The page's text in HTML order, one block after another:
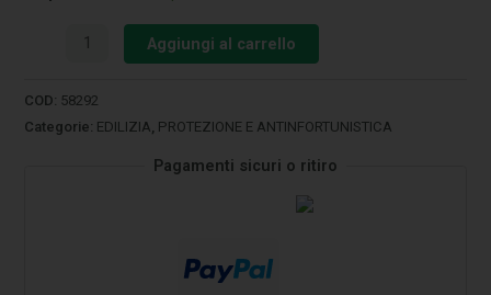
Aggiungi al carrello
COD: 58292
Categorie: EDILIZIA PROTEZIONE E ANTINFORTUNISTICA
Pagamenti sicuri o ritiro